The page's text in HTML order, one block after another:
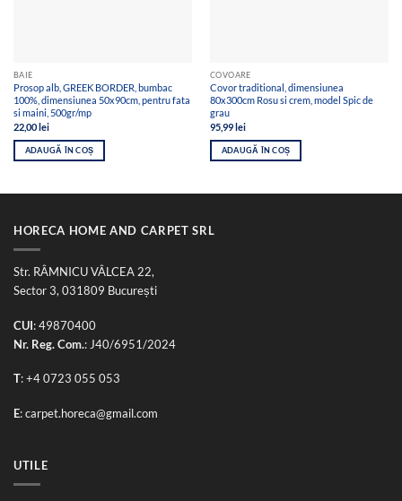
BAIE
Prosop alb, GREEK BORDER, bumbac
100%, dimensiunea 50x90cm, pentru fata
si maini, 500gr/mp
22,00 lei
ADAUGĂ ÎN COȘ
COVOARE
Covor traditional, dimensiunea
80x300cm Rosu si crem, model Spic de
grau
95,99 lei
ADAUGĂ ÎN COȘ
HORECA HOME AND CARPET SRL
Str. RÂMNICU VÂLCEA 22,
Sector 3, 031809 București
CUI: 49870400
Nr. Reg. Com.: J40/6951/2024
T:+4 0723 055 053
E:carpet.horeca@gmail.com
UTILE